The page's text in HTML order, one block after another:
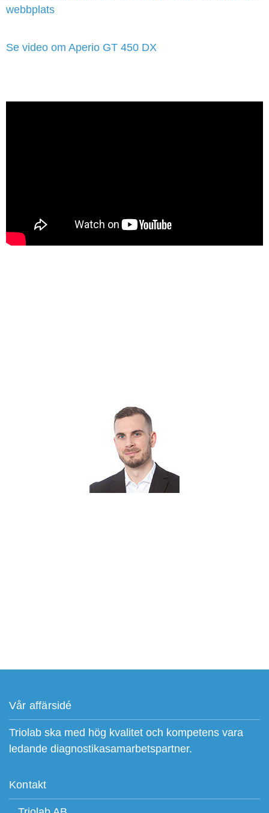
webbplats
Se video om Aperio GT 450 DX
Vår affärsidé
Triolab ska med hög kvalitet och kompetens vara
ledande diagnostikasamarbetspartner.
Kontakt